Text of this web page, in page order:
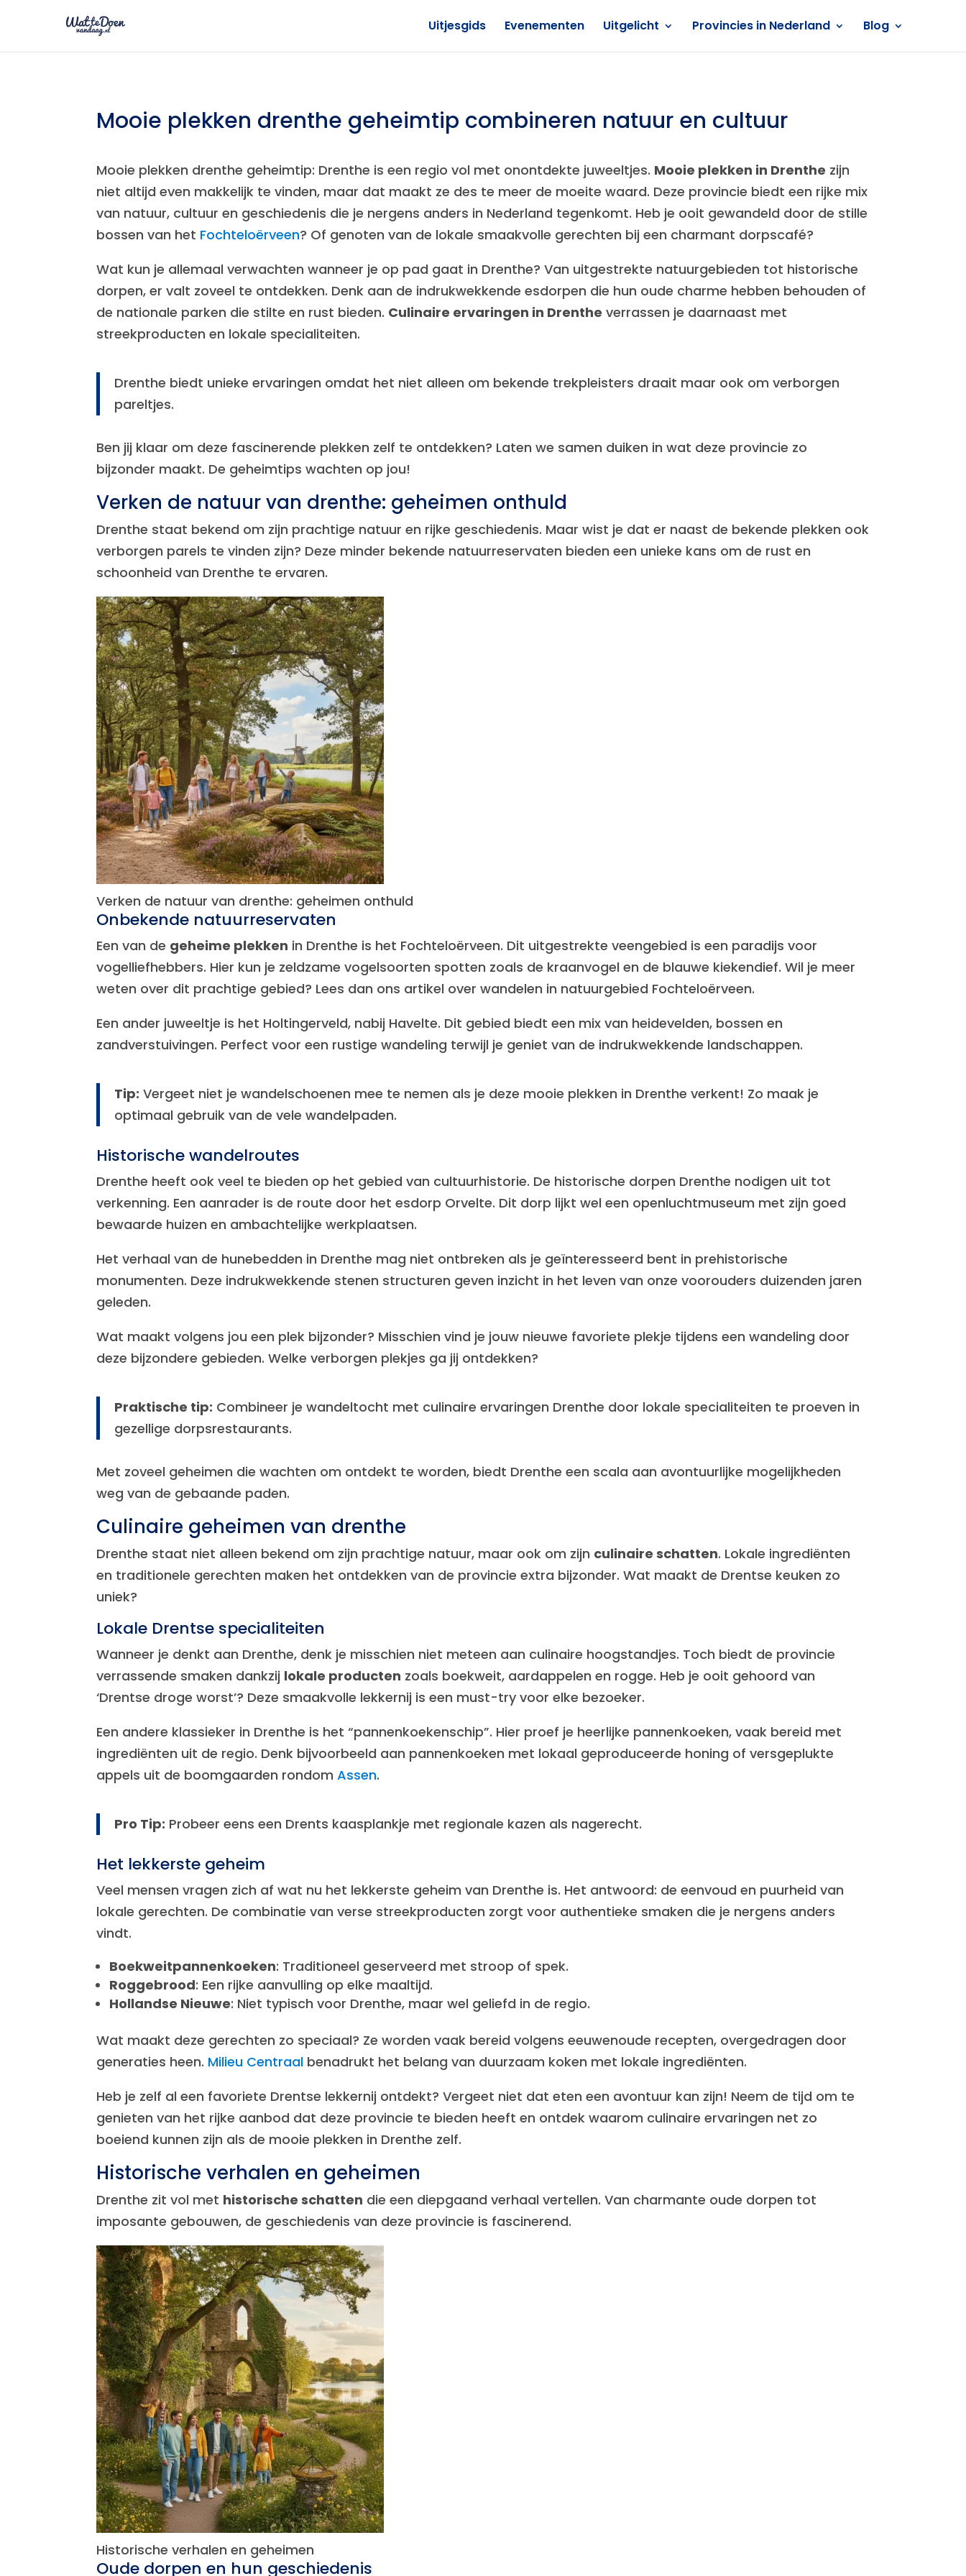
Uitjesgids Evenementen Uitgelicht Provincies in Nederland Blog
Mooie plekken drenthe geheimtip combineren natuur en cultuur
Mooie plekken drenthe geheimtip: Drenthe is een regio vol met onontdekte juweeltjes. Mooie plekken in Drenthe zijn
niet altijd even makkelijk te vinden, maar dat maakt ze des te meer de moeite waard. Deze provincie biedt een rijke mix
van natuur, cultuur en geschiedenis die je nergens anders in Nederland tegenkomt. Heb je ooit gewandeld door de stille
bossen van het Fochteloërveen? Of genoten van de lokale smaakvolle gerechten bij een charmant dorpscafé?
Wat kun je allemaal verwachten wanneer je op pad gaat in Drenthe? Van uitgestrekte natuurgebieden tot historische
dorpen, er valt zoveel te ontdekken. Denk aan de indrukwekkende esdorpen die hun oude charme hebben behouden of
de nationale parken die stilte en rust bieden. Culinaire ervaringen in Drenthe verrassen je daarnaast met
streekproducten en lokale specialiteiten.
Drenthe biedt unieke ervaringen omdat het niet alleen om bekende trekpleisters draait maar ook om verborgen
pareltjes.
Ben jij klaar om deze fascinerende plekken zelf te ontdekken? Laten we samen duiken in wat deze provincie zo
bijzonder maakt. De geheimtips wachten op jou!
Verken de natuur van drenthe: geheimen onthuld
Drenthe staat bekend om zijn prachtige natuur en rijke geschiedenis. Maar wist je dat er naast de bekende plekken ook
verborgen parels te vinden zijn? Deze minder bekende natuurreservaten bieden een unieke kans om de rust en
schoonheid van Drenthe te ervaren.
Verken de natuur van drenthe: geheimen onthuld
Onbekende natuurreservaten
Een van de geheime plekken in Drenthe is het Fochteloërveen. Dit uitgestrekte veengebied is een paradijs voor
vogelliefhebbers. Hier kun je zeldzame vogelsoorten spotten zoals de kraanvogel en de blauwe kiekendief. Wil je meer
weten over dit prachtige gebied? Lees dan ons artikel over wandelen in natuurgebied Fochteloërveen.
Een ander juweeltje is het Holtingerveld, nabij Havelte. Dit gebied biedt een mix van heidevelden, bossen en
zandverstuivingen. Perfect voor een rustige wandeling terwijl je geniet van de indrukwekkende landschappen.
Tip: Vergeet niet je wandelschoenen mee te nemen als je deze mooie plekken in Drenthe verkent! Zo maak je
optimaal gebruik van de vele wandelpaden.
Historische wandelroutes
Drenthe heeft ook veel te bieden op het gebied van cultuurhistorie. De historische dorpen Drenthe nodigen uit tot
verkenning. Een aanrader is de route door het esdorp Orvelte. Dit dorp lijkt wel een openluchtmuseum met zijn goed
bewaarde huizen en ambachtelijke werkplaatsen.
Het verhaal van de hunebedden in Drenthe mag niet ontbreken als je geïnteresseerd bent in prehistorische
monumenten. Deze indrukwekkende stenen structuren geven inzicht in het leven van onze voorouders duizenden jaren
geleden.
Wat maakt volgens jou een plek bijzonder? Misschien vind je jouw nieuwe favoriete plekje tijdens een wandeling door
deze bijzondere gebieden. Welke verborgen plekjes ga jij ontdekken?
Praktische tip: Combineer je wandeltocht met culinaire ervaringen Drenthe door lokale specialiteiten te proeven in
gezellige dorpsrestaurants.
Met zoveel geheimen die wachten om ontdekt te worden, biedt Drenthe een scala aan avontuurlijke mogelijkheden
weg van de gebaande paden.
Culinaire geheimen van drenthe
Drenthe staat niet alleen bekend om zijn prachtige natuur, maar ook om zijn culinaire schatten. Lokale ingrediënten
en traditionele gerechten maken het ontdekken van de provincie extra bijzonder. Wat maakt de Drentse keuken zo
uniek?
Lokale Drentse specialiteiten
Wanneer je denkt aan Drenthe, denk je misschien niet meteen aan culinaire hoogstandjes. Toch biedt de provincie
verrassende smaken dankzij lokale producten zoals boekweit, aardappelen en rogge. Heb je ooit gehoord van
‘Drentse droge worst’? Deze smaakvolle lekkernij is een must-try voor elke bezoeker.
Een andere klassieker in Drenthe is het “pannenkoekenschip”. Hier proef je heerlijke pannenkoeken, vaak bereid met
ingrediënten uit de regio. Denk bijvoorbeeld aan pannenkoeken met lokaal geproduceerde honing of versgeplukte
appels uit de boomgaarden rondomAssen.
Pro Tip: Probeer eens een Drents kaasplankje met regionale kazen als nagerecht.
Het lekkerste geheim
Veel mensen vragen zich af wat nu het lekkerste geheim van Drenthe is. Het antwoord: de eenvoud en puurheid van
lokale gerechten. De combinatie van verse streekproducten zorgt voor authentieke smaken die je nergens anders
vindt.
Boekweitpannenkoeken: Traditioneel geserveerd met stroop of spek.
Roggebrood: Een rijke aanvulling op elke maaltijd.
Hollandse Nieuwe: Niet typisch voor Drenthe, maar wel geliefd in de regio.
Wat maakt deze gerechten zo speciaal? Ze worden vaak bereid volgens eeuwenoude recepten, overgedragen door
generaties heen. Milieu Centraal benadrukt het belang van duurzaam koken met lokale ingrediënten.
Heb je zelf al een favoriete Drentse lekkernij ontdekt? Vergeet niet dat eten een avontuur kan zijn! Neem de tijd om te
genieten van het rijke aanbod dat deze provincie te bieden heeft en ontdek waarom culinaire ervaringen net zo
boeiend kunnen zijn als de mooie plekken in Drenthe zelf.
Historische verhalen en geheimen
Drenthe zit vol met historische schatten die een diepgaand verhaal vertellen. Van charmante oude dorpen tot
imposante gebouwen, de geschiedenis van deze provincie is fascinerend.
Historische verhalen en geheimen
Oude dorpen en hun geschiedenis